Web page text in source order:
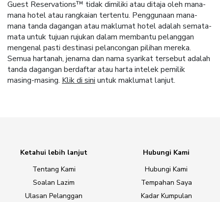
Guest Reservations™ tidak dimiliki atau ditaja oleh mana-
mana hotel atau rangkaian tertentu. Penggunaan mana-
mana tanda dagangan atau maklumat hotel adalah semata-
mata untuk tujuan rujukan dalam membantu pelanggan
mengenal pasti destinasi pelancongan pilihan mereka.
Semua hartanah, jenama dan nama syarikat tersebut adalah
tanda dagangan berdaftar atau harta intelek pemilik
masing-masing. Klik di sini untuk maklumat lanjut.
Ketahui lebih lanjut
Tentang Kami
Soalan Lazim
Ulasan Pelanggan
Hubungi Kami
Hubungi Kami
Tempahan Saya
Kadar Kumpulan